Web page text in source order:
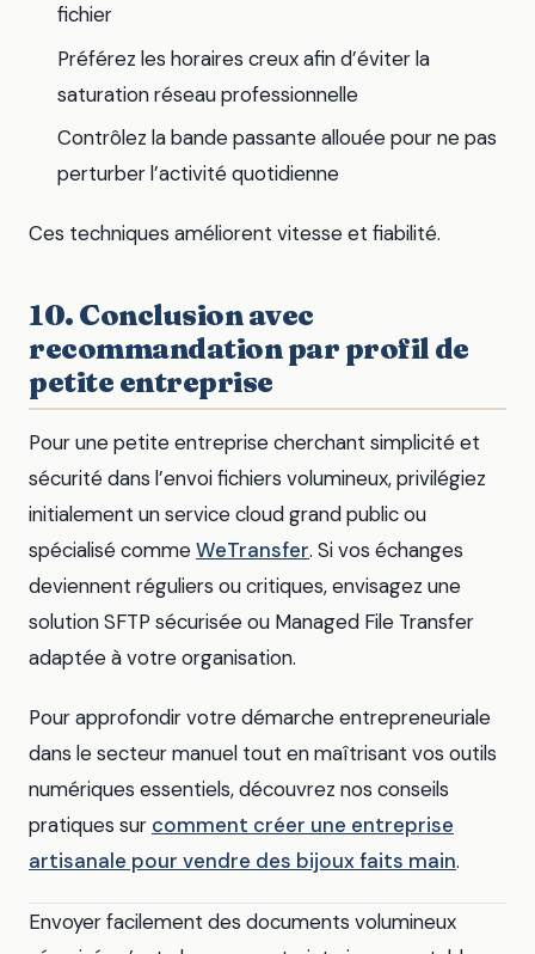
fichier
Préférez les horaires creux afin d’éviter la
saturation réseau professionnelle
Contrôlez la bande passante allouée pour ne pas
perturber l’activité quotidienne
Ces techniques améliorent vitesse et fiabilité.
10. Conclusion avec
recommandation par profil de
petite entreprise
Pour une petite entreprise cherchant simplicité et
sécurité dans l’envoi fichiers volumineux, privilégiez
initialement un service cloud grand public ou
spécialisé commeWeTransfer. Si vos échanges
deviennent réguliers ou critiques, envisagez une
solution SFTP sécurisée ou Managed File Transfer
adaptée à votre organisation.
Pour approfondir votre démarche entrepreneuriale
dans le secteur manuel tout en maîtrisant vos outils
numériques essentiels, découvrez nos conseils
pratiques sur comment créer une entreprise
artisanale pour vendre des bijoux faits main.
Envoyer facilement des documents volumineux